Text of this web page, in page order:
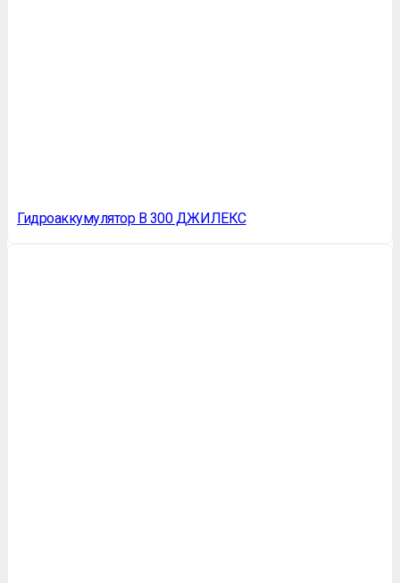
Гидроаккумулятор В 300 ДЖИЛЕКС